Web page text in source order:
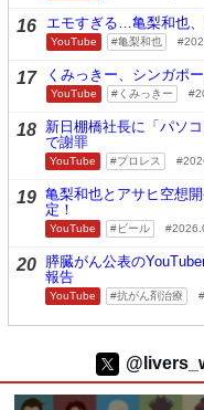
16 エモすぎる…亀梨和也
YouTube 亀梨和也
17 くみっきー、シンガポ
YouTube くみっきー
18 新日棚橋社長に「パソ
で謝罪
YouTube プロレス
19 亀梨和也とアサヒ空想
定！
YouTube ビール
20 膵臓がん公表の
報告
YouTube 抗がん剤治療